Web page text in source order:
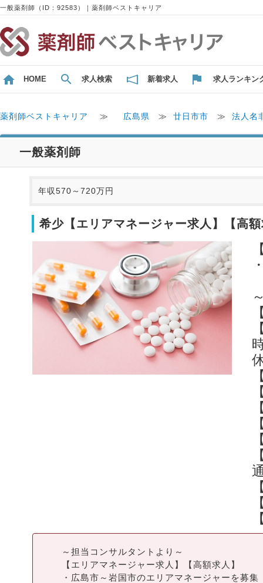
一般薬剤師（ID：92583）｜薬剤師ベストキャリア
HOME 求人検索 新着求人 求人ランキン
薬剤師ベストキャリア ≫ 広島県 ≫ 廿日市市 ≫ 法人名
一般薬剤師
年収570～720万円
希少【エリアマネージャー求人】【高
～担当コンサルタントより～
【エリアマネージャー求人】【高額求人】
・広島市～岩国市のエリアマネージャーを募集